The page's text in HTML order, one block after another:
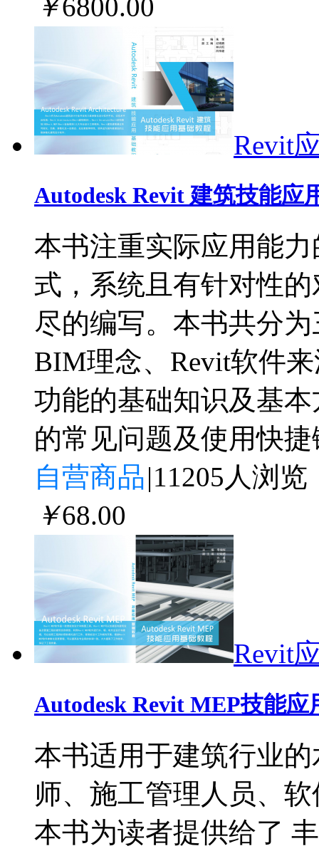
￥6800.00
Revit
Autodesk Revit 建筑技能应
本书注重实际应用能
式，系统且有针对性的
尽的编写。本书共分
BIM理念、Revit软件
功能的基础知识及基
的常见问题及使用快捷
自营商品|11205人浏览
￥68.00
Revit
Autodesk Revit MEP技能应
本书适用于建筑行业
师、施工管理人员、
本书为读者提供给了